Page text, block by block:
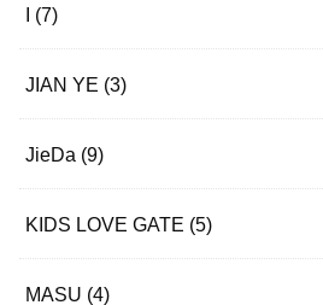
I (7)
JIAN YE (3)
JieDa (9)
KIDS LOVE GATE (5)
MASU (4)